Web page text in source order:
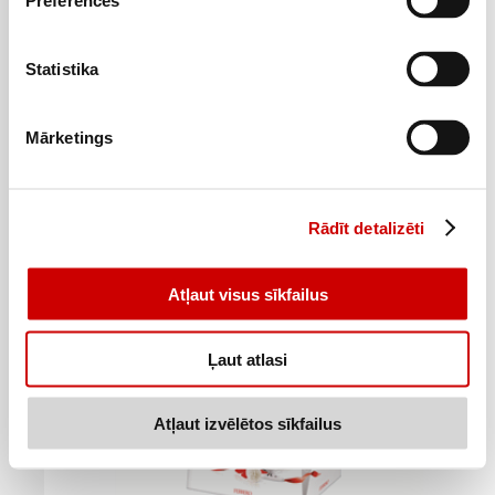
Statistika
Mārketings
Rādīt detalizēti
Atļaut visus sīkfailus
Ļaut atlasi
Atļaut izvēlētos sīkfailus
2
. 49€